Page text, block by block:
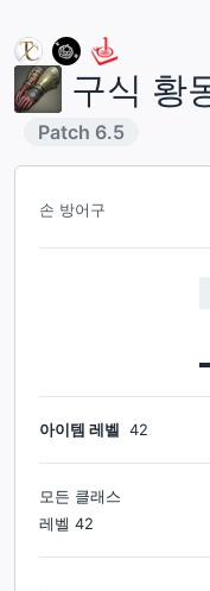
구식 황
Patch 6.5
손 방어구
아이템 레벨 42
모든 클래스
레벨 42